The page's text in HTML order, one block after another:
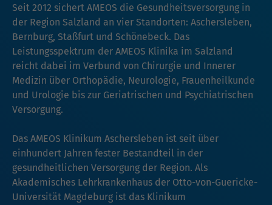
Seit 2012 sichert AMEOS die Gesundheitsversorgung in
der Region Salzland an vier Standorten: Aschersleben,
Bernburg, Staßfurt und Schönebeck. Das
Leistungsspektrum der AMEOS Klinika im Salzland
reicht dabei im Verbund von Chirurgie und Innerer
Medizin über Orthopädie, Neurologie, Frauenheilkunde
und Urologie bis zur Geriatrischen und Psychiatrischen
Versorgung.
Das AMEOS Klinikum Aschersleben ist seit über
einhundert Jahren fester Bestandteil in der
gesundheitlichen Versorgung der Region. Als
Akademisches Lehrkrankenhaus der Otto-von-Guericke-
Universität Magdeburg ist das Klinikum